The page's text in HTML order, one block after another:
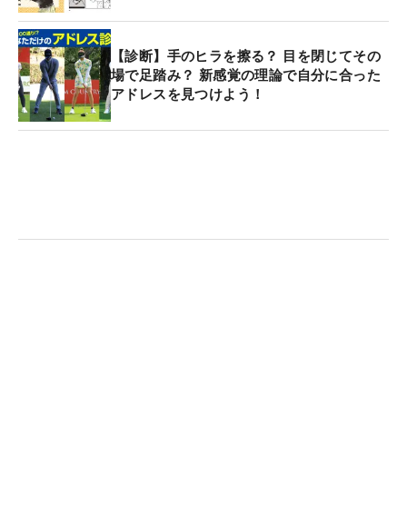
【診断】手のヒラを擦る？ 目を閉じてその
場で足踏み？ 新感覚の理論で自分に合った
アドレスを見つけよう！